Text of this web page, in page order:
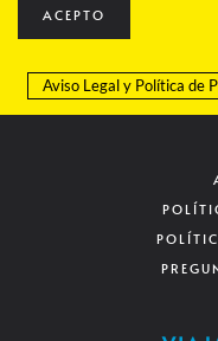
ACEPTO
Aviso Legaly Política de